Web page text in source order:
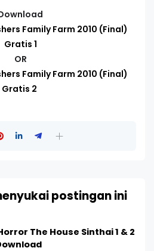
Family Farm 2010 (Final)
Gratis 1
OR
Family Farm 2010 (Final)
Gratis 2
postingan ini
The House Sinthai 1 & 2